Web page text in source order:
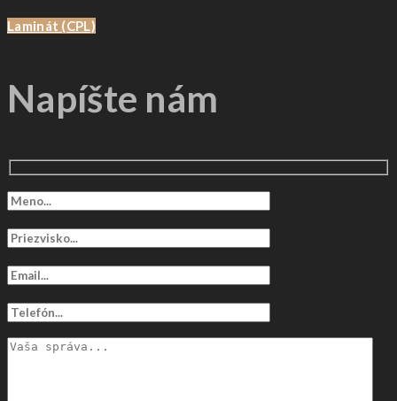
Laminát (CPL)
Napíšte nám